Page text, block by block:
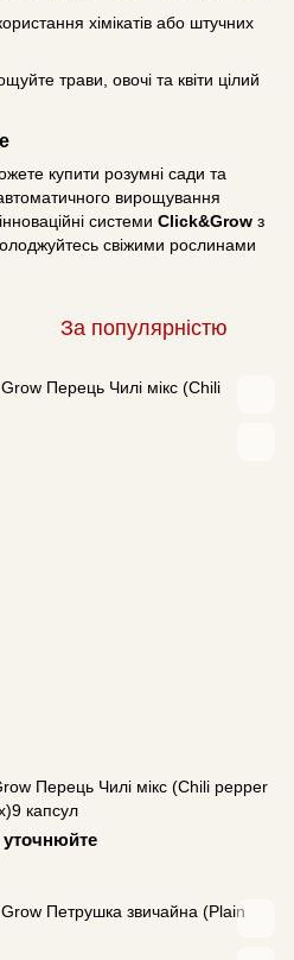
хімікатів або штучних
трави, овочі та квіти цілий
купити розумні сади та
вирощування
системи Click&Grow з
свіжими рослинами
За популярністю
Перець Чилі мікс (Chili pepper
капсул
уточнюйте